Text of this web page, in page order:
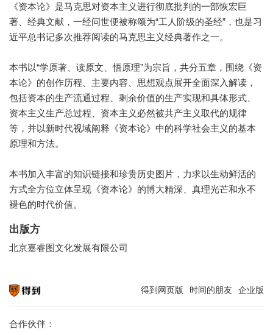
《资本论》是马克思对资本主义进行彻底批判的一部恢宏巨
著、经典文献，一经问世便被称颂为“工人阶级的圣经”，也是习
近平总书记多次推荐阅读的马克思主义经典著作之一。
本书以“学原著、读原文、悟原理”为宗旨，共分五章，围绕《资
本论》的创作历程、主要内容、思想观点展开全面深入解读，
包括资本的生产流通过程、剩余价值的生产实现和具体形式、
资本主义生产总过程、资本主义必然被共产主义取代的规律
等，并以新时代视域阐释《资本论》中的科学社会主义的基本
原理和方法。
本书加入丰富的知识链接和珍贵历史图片，力求以生动鲜活的
方式全方位立体呈现《资本论》的博大精深、真理光芒和永不
褪色的时代价值。
出版方
北京嘉睿图文化发展有限公司
得到网页版 时间的朋友 企业版
合作伙伴：